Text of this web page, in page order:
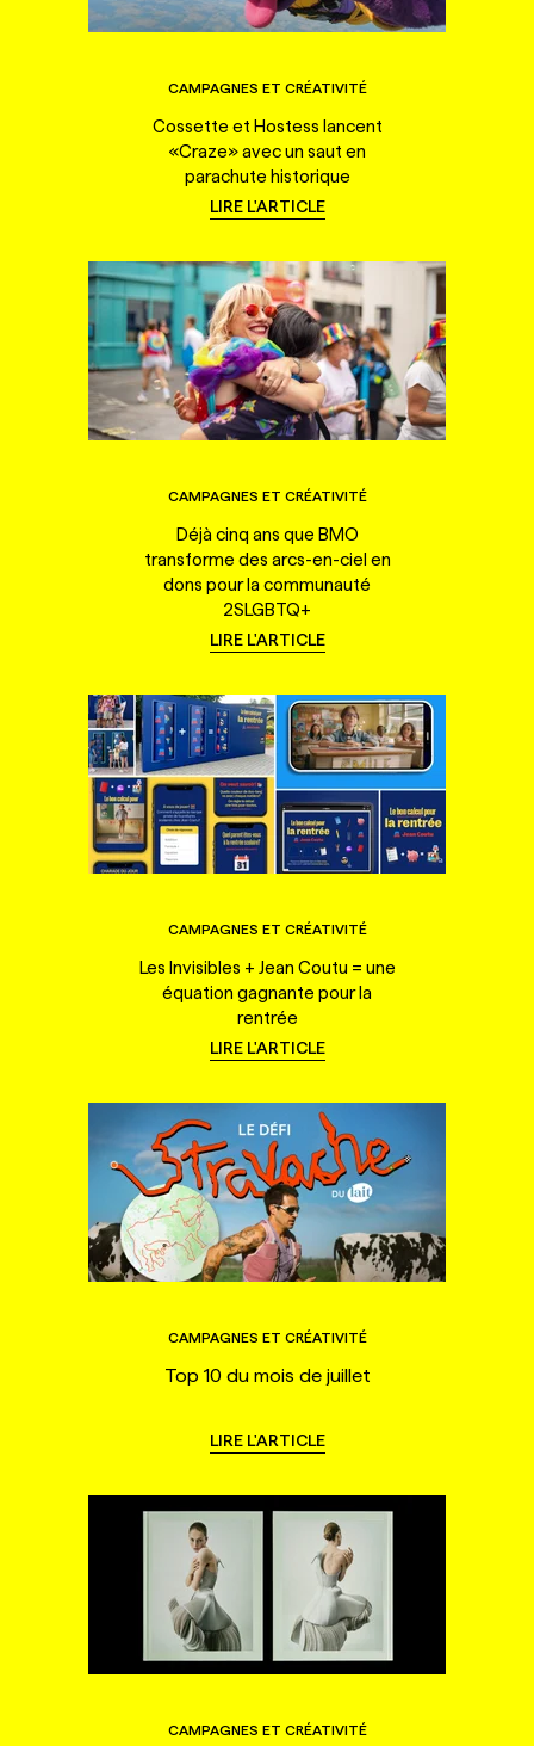
CAMPAGNES ET CRÉATIVITÉ
Cossette et Hostess lancent
«Craze» avec un saut en
parachute historique
LIRE L'ARTICLE
CAMPAGNES ET CRÉATIVITÉ
Déjà cinq ans que BMO
transforme des arcs-en-ciel en
dons pour la communauté
2SLGBTQ+
LIRE L'ARTICLE
CAMPAGNES ET CRÉATIVITÉ
Les Invisibles + Jean Coutu = une
équation gagnante pour la
rentrée
LIRE L'ARTICLE
CAMPAGNES ET CRÉATIVITÉ
Top 10 du mois de juillet
LIRE L'ARTICLE
CAMPAGNES ET CRÉATIVITÉ